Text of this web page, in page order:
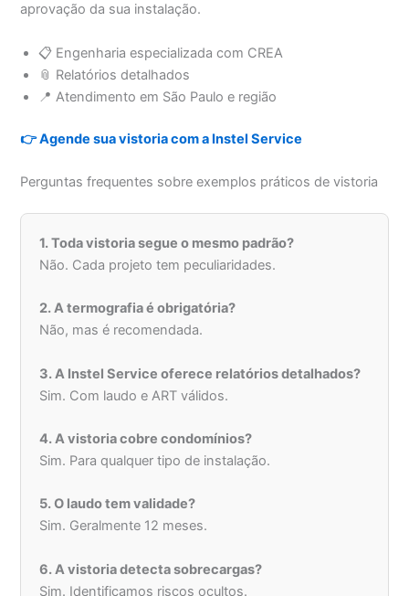
aprovação da sua instalação.
📋 Engenharia especializada com CREA
📎 Relatórios detalhados
📍 Atendimento em São Paulo e região
👉 Agende sua vistoria com a Instel Service
Perguntas frequentes sobre exemplos práticos de vistoria
1. Toda vistoria segue o mesmo padrão?
Não. Cada projeto tem peculiaridades.
2. A termografia é obrigatória?
Não, mas é recomendada.
3. A Instel Service oferece relatórios detalhados?
Sim. Com laudo e ART válidos.
4. A vistoria cobre condomínios?
Sim. Para qualquer tipo de instalação.
5. O laudo tem validade?
Sim. Geralmente 12 meses.
6. A vistoria detecta sobrecargas?
Sim. Identificamos riscos ocultos.